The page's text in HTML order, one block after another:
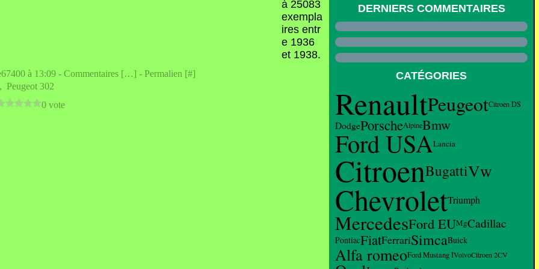
à 25083
exempla
ires entr
e 1936
et 1938.
à 13:09 - Commentaires […] - Permalien [#]
Peugeot 302
0 vote
DERNIERS COMMENTAIRES
CATÉGORIES
RenaultPeugeotCitroen DS
DodgePorscheAlpineBmw
Ford USALancia
CitroenBugattiVw
ChevroletTriumph
MercedesFord EUMgCadillac
PontiacFiatFerrariSimcaBuick
Alfa romeoFord Mustang IVolvoCitroen 2CV